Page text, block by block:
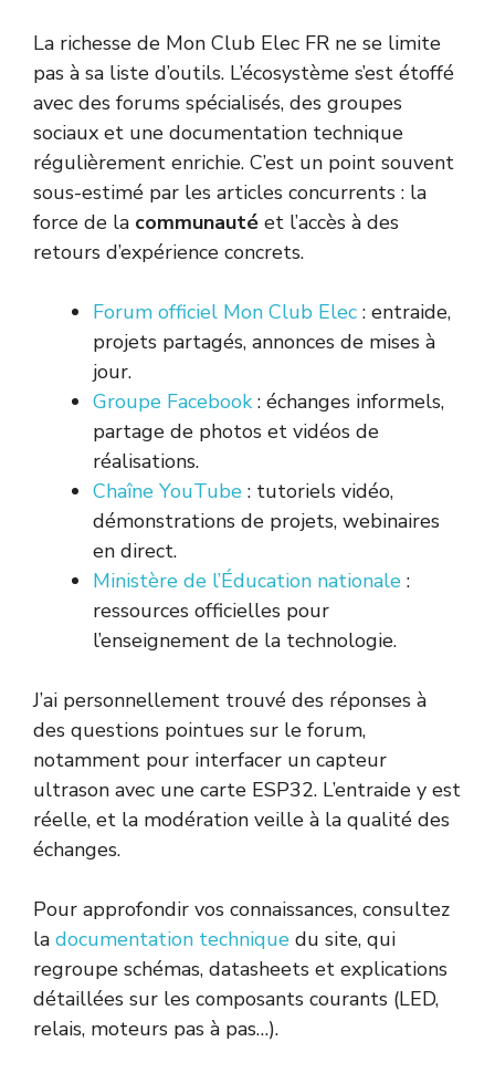
La richesse de Mon Club Elec FR ne se limite
pas à sa liste d’outils. L’écosystème s’est étoffé
avec des forums spécialisés, des groupes
sociaux et une documentation technique
régulièrement enrichie. C’est un point souvent
sous-estimé par les articles concurrents : la
force de la communauté et l’accès à des
retours d’expérience concrets.
Forum officiel Mon Club Elec : entraide,
projets partagés, annonces de mises à
jour.
Groupe Facebook : échanges informels,
partage de photos et vidéos de
réalisations.
Chaîne YouTube : tutoriels vidéo,
démonstrations de projets, webinaires
en direct.
Ministère de l’Éducation nationale :
ressources officielles pour
l’enseignement de la technologie.
J’ai personnellement trouvé des réponses à
des questions pointues sur le forum,
notamment pour interfacer un capteur
ultrason avec une carte ESP32. L’entraide y est
réelle, et la modération veille à la qualité des
échanges.
Pour approfondir vos connaissances, consultez
la documentation technique du site, qui
regroupe schémas, datasheets et explications
détaillées sur les composants courants (LED,
relais, moteurs pas à pas…).